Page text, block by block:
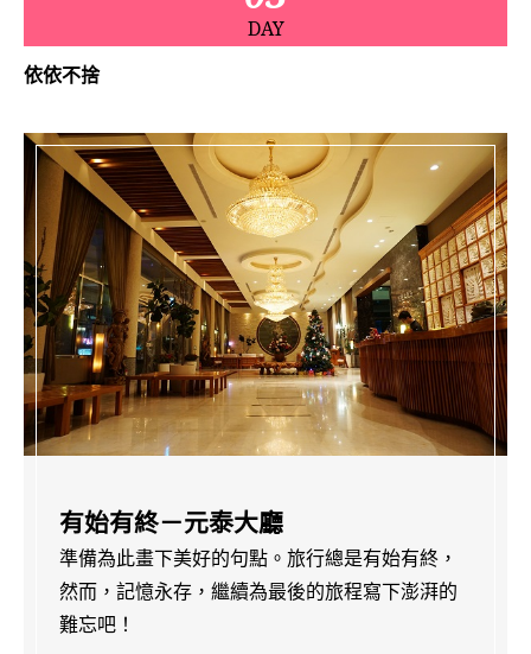
DAY
依依不捨
有始有終－元泰大廳
準備為此畫下美好的句點。旅行總是有始有終，
然而，記憶永存，繼續為最後的旅程寫下澎湃的
難忘吧！